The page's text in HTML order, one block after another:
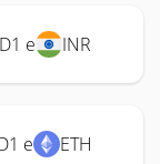
e INR
e ETH